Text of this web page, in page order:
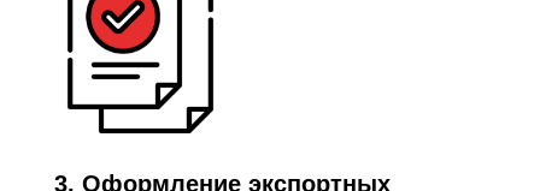
3. Оформление экспортных